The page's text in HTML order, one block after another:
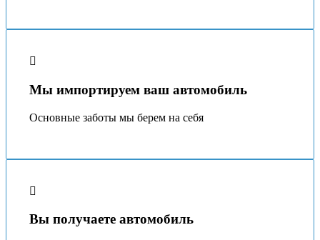
Мы импортируем ваш автомобиль
Основные заботы мы берeм на себя
Вы получаете автомобиль